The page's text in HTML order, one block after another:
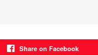
Share on Facebook